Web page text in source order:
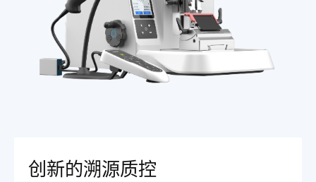
创新的溯源质控